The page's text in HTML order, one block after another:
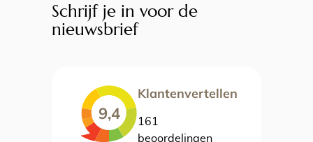
Schrijf je in voor de
nieuwsbrief
9,4
Klantenvertellen
161
beoordelingen